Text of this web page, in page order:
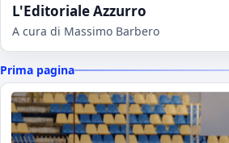
L'Editoriale Azzurro
A cura di Massimo Barbero
Prima pagina